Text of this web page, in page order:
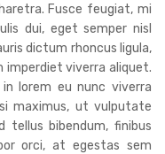
Fusce feugiat, mi
dui, eget semper nisl
dictum rhoncus ligula,
imperdiet viverra aliquet.
in lorem eu nunc viverra
maximus, ut vulputate
tellus bibendum, finibus
orci, at egestas sem